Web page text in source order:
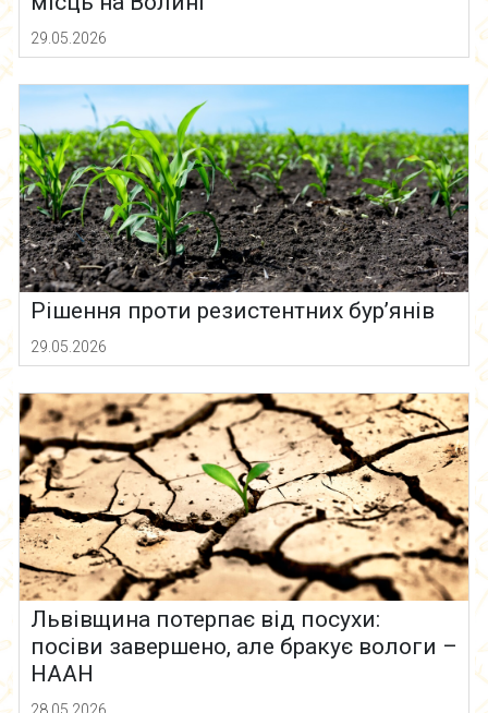
29.05.2026
Рішення проти резистентних бур’янів
29.05.2026
Львівщина потерпає від посухи:
посіви завершено, але бракує вологи –
НААН